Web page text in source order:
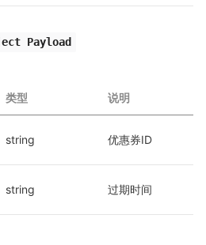
Payload
类型 说明
string 优惠券ID
string 过期时间